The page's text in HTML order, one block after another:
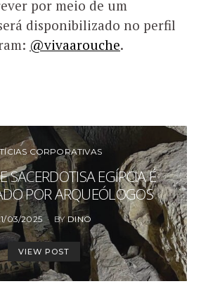
por meio de um
disponibilizado no perfil
@vivaarouche.
CORPORATIVAS
SACERDOTISA EGÍPCIA É
POR ARQUEÓLOGOS
03/2025 BY DINO
VIEW POST